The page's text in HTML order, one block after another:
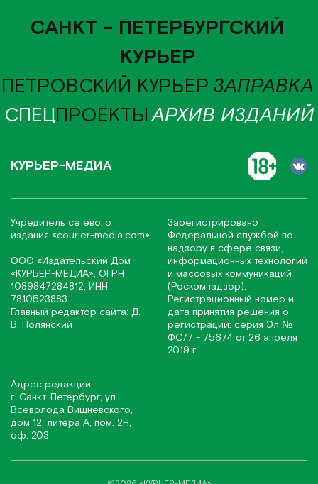
САНКТ - ПЕТЕРБУРГСКИЙ
КУРЬЕР
ПЕТРОВСКИЙ КУРЬЕР ЗАПРАВКА
СПЕЦПРОЕКТЫАРХИВ ИЗДАНИЙ
КУРЬЕР-МЕДИА
Учредитель сетевого
издания «соurier-media.com»
-
ООО «Издательский Дом
«КУРЬЕР-МЕДИА», ОГРН
1089847284812, ИНН
7810523883
Главный редактор сайта: Д.
В. Полянский
Зарегистрировано
Федеральной службой по
надзору в сфере связи,
информационных технологий
и массовых коммуникаций
(Роскомнадзор).
Регистрационный номер и
дата принятия решения о
регистрации: серия Эл №
ФС77 - 75674 от 26 апреля
2019 г.
Адрес редакции:
г. Санкт-Петербург, ул.
Всеволода Вишневского,
дом 12, литера А, пом. 2Н,
оф. 203